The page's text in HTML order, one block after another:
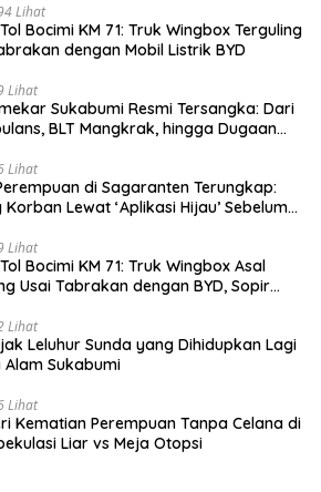
Lihat
Bocimi KM 71: Truk Wingbox Terguling
dengan Mobil Listrik BYD
Lihat
Sukabumi Resmi Tersangka: Dari
BLT Mangkrak, hingga Dugaan
Lihat
di Sagaranten Terungkap:
Korban Lewat ‘Aplikasi Hijau’ Sebelum
Lihat
Bocimi KM 71: Truk Wingbox Asal
Usai Tabrakan dengan BYD, Sopir
Lihat
Leluhur Sunda yang Dihidupkan Lagi
Sukabumi
Lihat
Kematian Perempuan Tanpa Celana di
Liar vs Meja Otopsi